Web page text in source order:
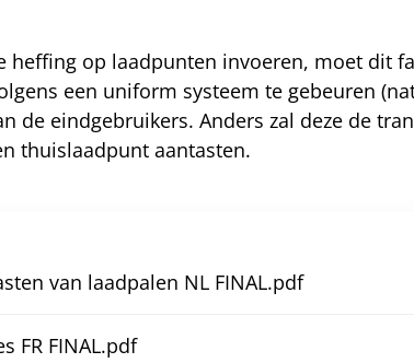
heffing op laadpunten invoeren, moet dit
een uniform systeem te gebeuren
de eindgebruikers. Anders zal deze de
thuislaadpunt aantasten.
van laadpalen NL FINAL.pdf
FR FINAL.pdf